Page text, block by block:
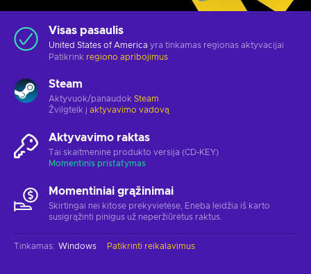
Visas pasaulis
United States of America yra tinkamas regionas aktyvacijai
Patikrink regiono apribojimus
Steam
Aktyvuok/panaudok Steam
Žvilgtelk į aktyvavimo vadovą
Aktyvavimo raktas
Tai skaitmeninė produkto versija (CD-KEY)
Momentinis pristatymas
Momentiniai grąžinimai
Skirtingai nei kitose prekyvietėse, Eneba leidžia iš karto
susigrąžinti pinigus už neperžiūrėtus raktus.
Tinkamas: Windows Patikrinti reikalavimus